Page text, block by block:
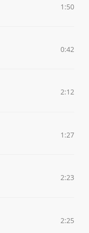
1:50
0:42
2:12
1:27
2:23
2:25